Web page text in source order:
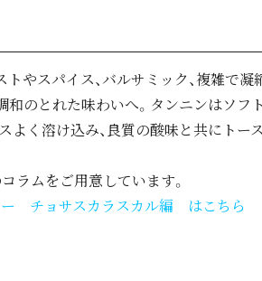
トやスパイス、バルサミック、複雑で
和のとれた味わいへ。タンニンはソ
よく溶け込み、良質の酸味と共にト
ラムをご用意しています。
ー チョサスカラスカル編 はこちら